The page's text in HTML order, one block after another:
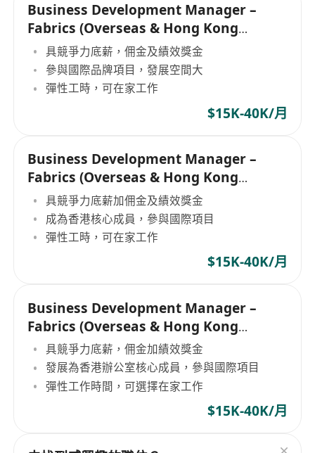
Business Development Manager –
Fabrics (Overseas & Hong Kong
Markets
具競爭力底薪，佣金及績效獎金
參與國際品牌項目，發展空間大
彈性工時，可在家工作
$15K-40K/月
Business Development Manager –
Fabrics (Overseas & Hong Kong
Markets
具競爭力底薪加佣金及績效獎金
成為香港核心成員，參與國際項目
彈性工時，可在家工作
$15K-40K/月
Business Development Manager –
Fabrics (Overseas & Hong Kong
Markets
具競爭力底薪，佣金加績效獎金
發展為香港辦公室核心成員，參與國際項目
彈性工作時間，可選擇在家工作
$15K-40K/月